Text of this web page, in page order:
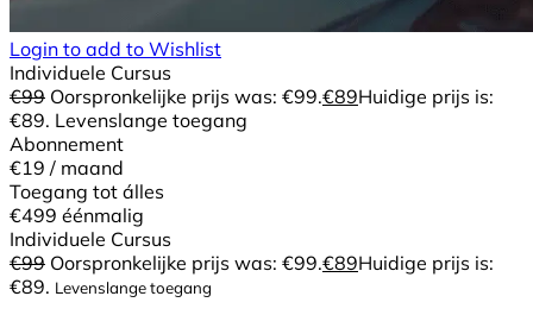
Login to add to Wishlist
Individuele Cursus
€99 Oorspronkelijke prijs was: €99.€89Huidige prijs is:
€89. Levenslange toegang
Abonnement
€19 / maand
Toegang tot álles
€499 éénmalig
Individuele Cursus
€99 Oorspronkelijke prijs was: €99.€89Huidige prijs is:
€89. Levenslange toegang